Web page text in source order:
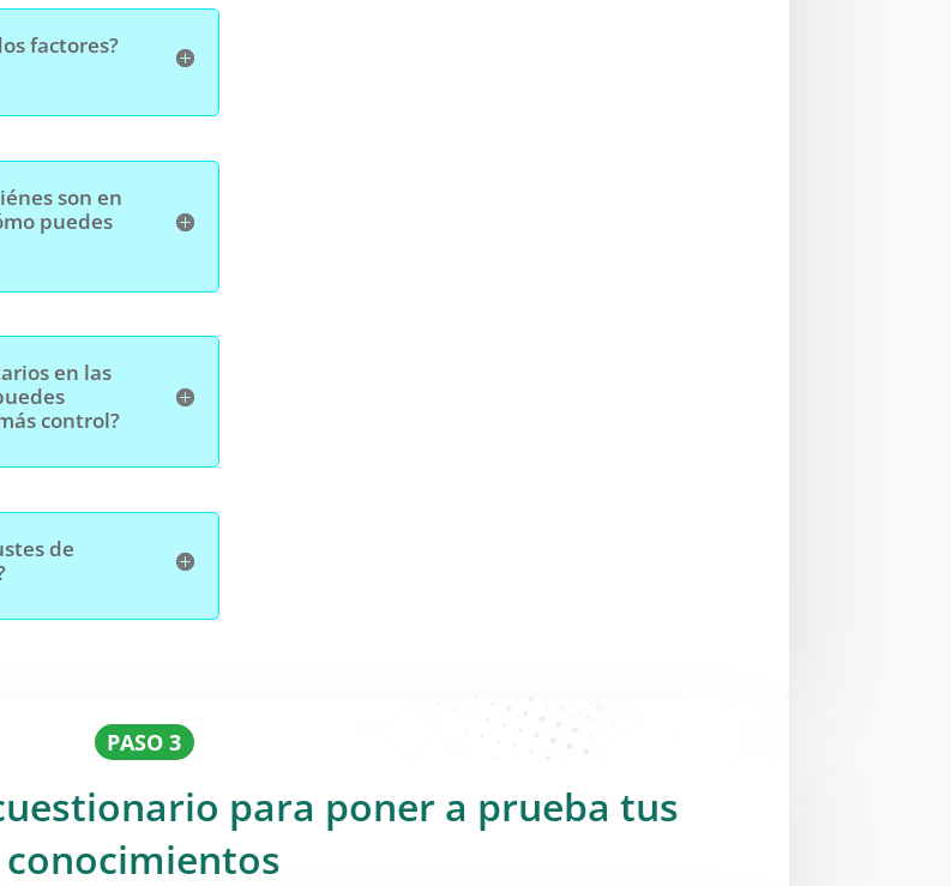
factores?
son en
puedes
en las
control?
de
PASO 3
para poner a prueba tus
conocimientos